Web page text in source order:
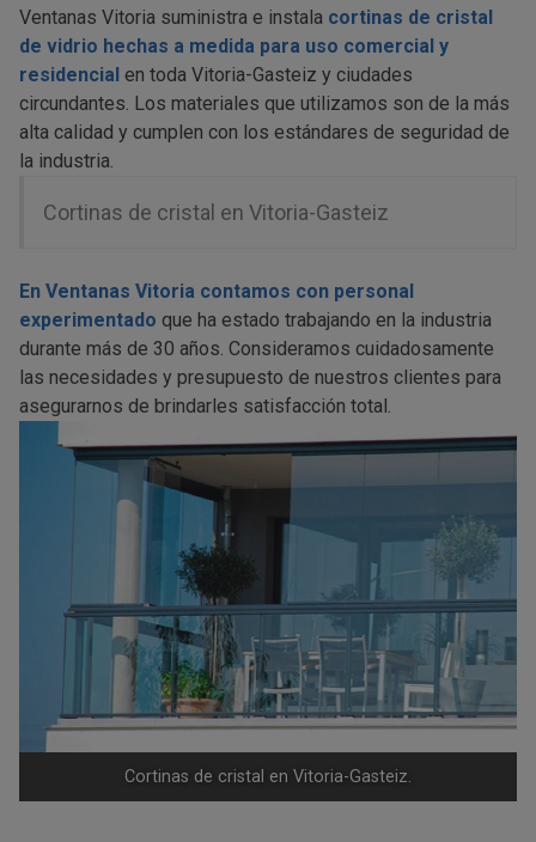
Ventanas Vitoria suministra e instala cortinas de cristal
de vidrio hechas a medida para uso comercial y
residencial en toda Vitoria-Gasteiz y ciudades
circundantes. Los materiales que utilizamos son de la más
alta calidad y cumplen con los estándares de seguridad de
la industria.
Cortinas de cristal en Vitoria-Gasteiz
En Ventanas Vitoria contamos con personal
experimentado que ha estado trabajando en la industria
durante más de 30 años. Consideramos cuidadosamente
las necesidades y presupuesto de nuestros clientes para
asegurarnos de brindarles satisfacción total.
Cortinas de cristal en Vitoria-Gasteiz.